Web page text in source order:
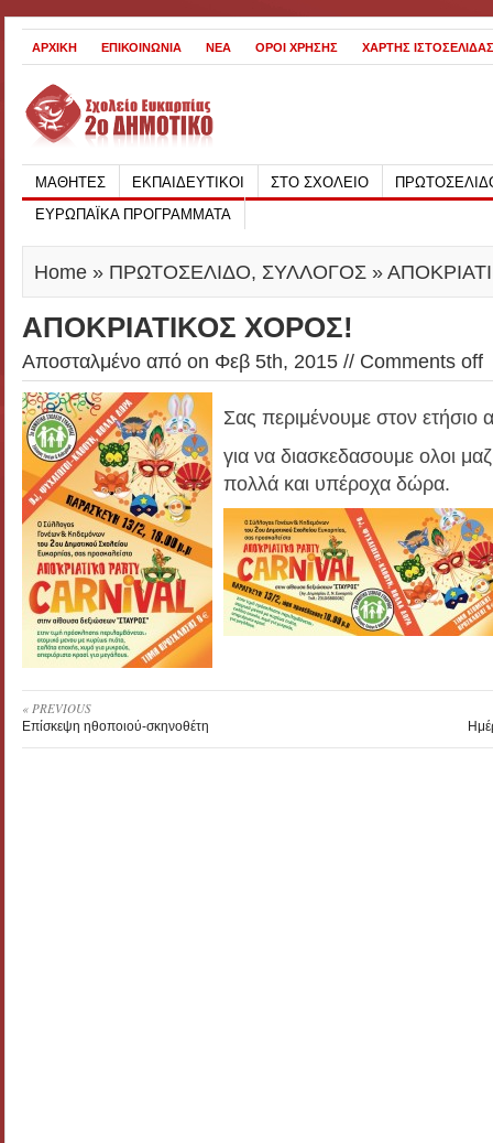
ΑΡΧΙΚΗ ΕΠΙΚΟΙΝΩΝΙΑ ΝΕΑ ΟΡΟΙ ΧΡΗΣΗΣ ΧΑΡΤΗΣ ΙΣΤΟΣΕΛΙΔΑΣ
ΜΑΘΗΤΕΣ ΕΚΠΑΙΔΕΥΤΙΚΟΙ ΣΤΟ ΣΧΟΛΕΙΟ
ΕΥΡΩΠΑΪΚΑ ΠΡΟΓΡΑΜΜΑΤΑ
Home » ΠΡΩΤΟΣΕΛΙΔΟ, ΣΥΛΛΟΓΟΣ »
ΑΠΟΚΡΙΑΤΙΚΟΣ ΧΟΡΟΣ!
Αποσταλμένο από on Φεβ 5th, 2015 // Comments off
Σας περιμένουμε στον ετήσιο
για να διασκεδασουμε ολοι
πολλά και υπέροχα δώρα.
« PREVIOUS
Επίσκεψη ηθοποιού-σκηνοθέτη